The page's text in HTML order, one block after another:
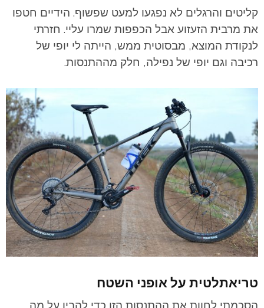
קליטים והרגלים לא נפגעו למעט שפשוף. הידיים חטפו
את מרבית הזעזוע אבל הכפפות שמרו עליי. חזרתי
לנקודת המוצא, מבסוטית ממש, הייתה לי יופי של
רכיבה וגם יופי של נפילה, חלק מההתנסות.
טריאתלטית על אופני השטח
הסכמתי לחוות את ההתנסות הזו כדי להבין על מה